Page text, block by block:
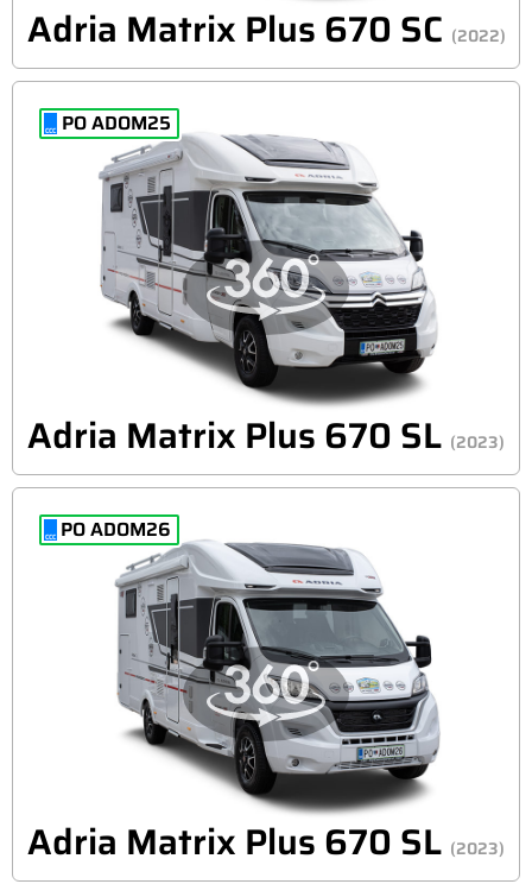
Adria Matrix Plus 670 SC (2022)
PO ADOM25
Adria Matrix Plus 670 SL (2023)
PO ADOM26
Adria Matrix Plus 670 SL (2023)